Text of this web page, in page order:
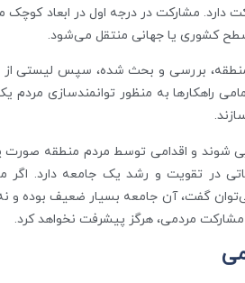
دارد. مشارکت در درجه اول در ابعاد
کشوری یا جهانی منتقل می‌شود.
منطقه، بررسی و بحث شده، سپس لیستی
راهکارها به منظور توانمند‌سازی
شوند و اقدامی توسط مردم منطقه صورت
در تقویت و رشد یک جامعه دارد. اگر
گفت، آن جامعه بسیار ضعیف بوده و نه
مردمی، هرگز پیشرفت نخواهد کرد.